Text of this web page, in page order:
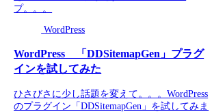
プ。。。
WordPress
WordPress 「DDSitemapGen」プラグ
インを試してみた
ひさびさに少し話題を変えて。。。WordPress
のプラグイン「DDSitemapGen」を試してみま